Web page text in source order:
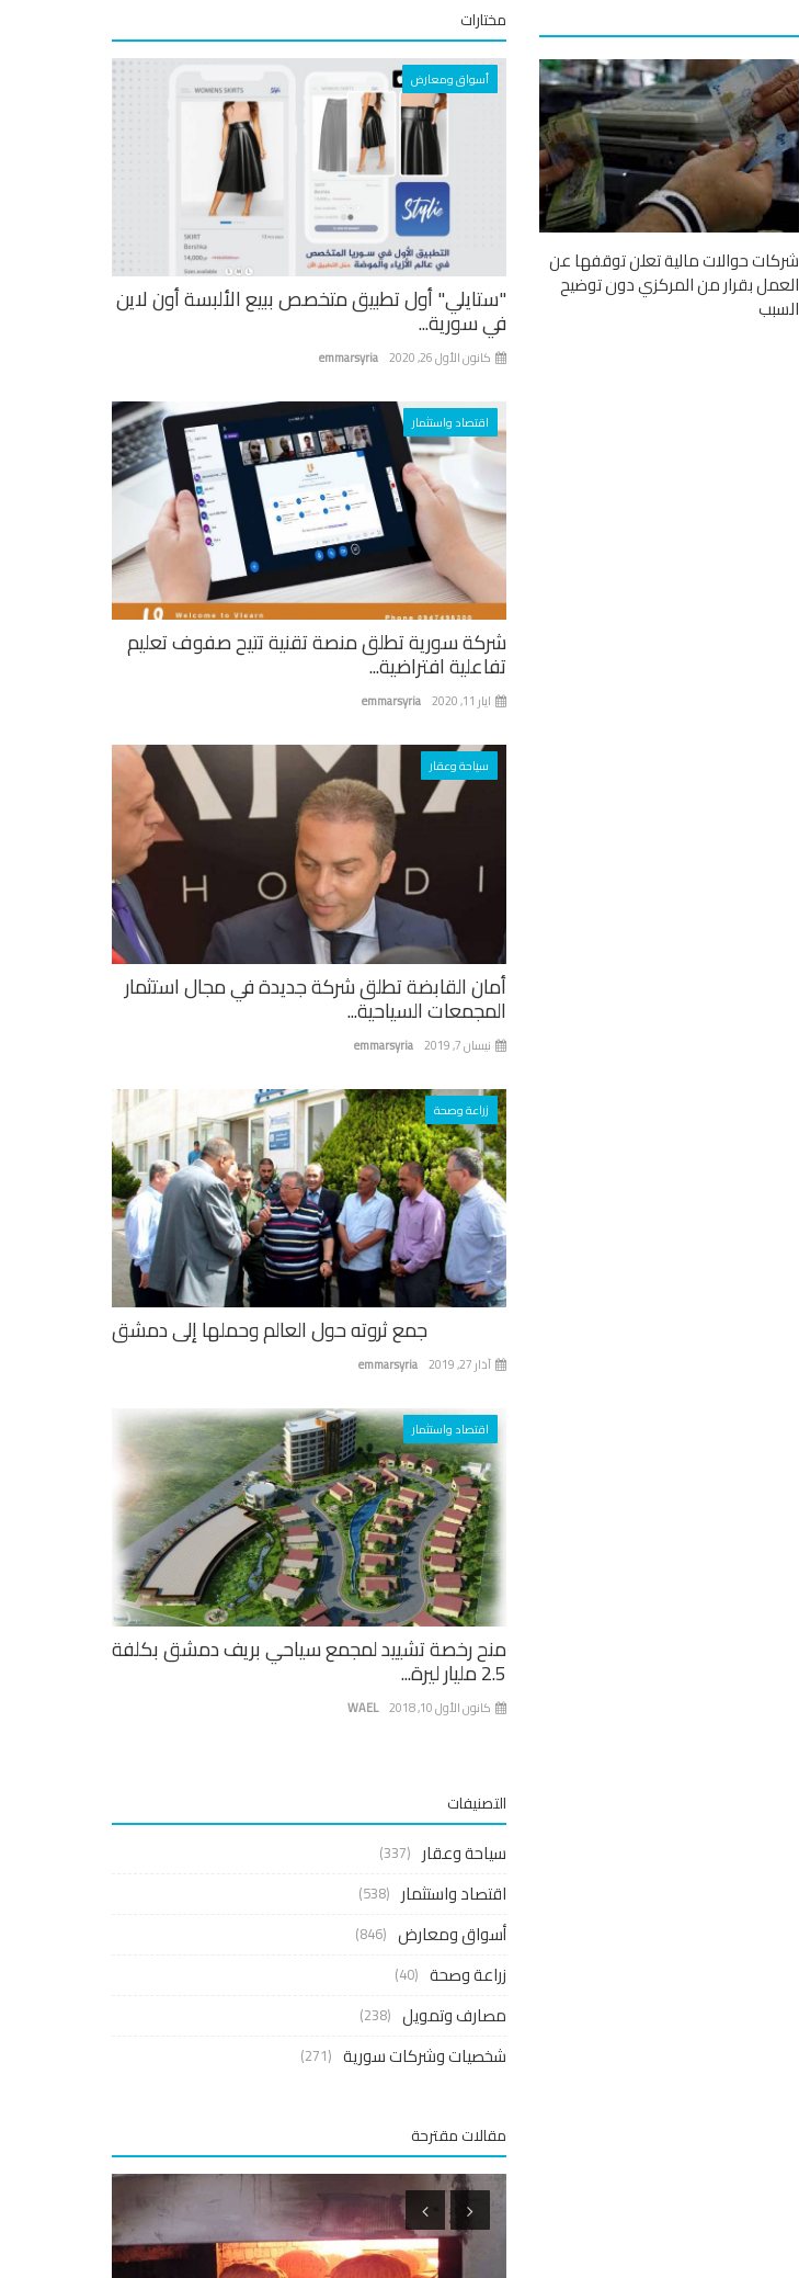
شركات حوالات مالية تعلن توقفها عن
العمل بقرار من المركزي دون توضيح
السبب
مختارات
أسواق ومعارض
"ستايلي" أول تطبيق متخصص ببيع الألبسة أون لاين
في سورية...
emmarsyria كانون الأول 26, 2020
اقتصاد واستثمار
شركة سورية تطلق منصة تقنية تتيح صفوف تعليم
تفاعلية افتراضية...
emmarsyria ايار 11, 2020
سياحة وعقار
أمان القابضة تطلق شركة جديدة في مجال استثمار
المجمعات السياحية...
emmarsyria نيسان 7, 2019
زراعة وصحة
جمع ثروته حول العالم وحملها إلى دمشق
emmarsyria آذار 27, 2019
اقتصاد واستثمار
منح رخصة تشييد لمجمع سياحي بريف دمشق بكلفة
2.5 مليار ليرة...
WAEL كانون الأول 10, 2018
التصنيفات
سياحة وعقار (337)
اقتصاد واستثمار (538)
أسواق ومعارض (846)
زراعة وصحة (40)
مصارف وتمويل (238)
شخصيات وشركات سورية (271)
مقالات مقترحة